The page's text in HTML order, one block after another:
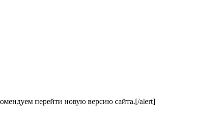
перейти новую версию сайта.[/alert]